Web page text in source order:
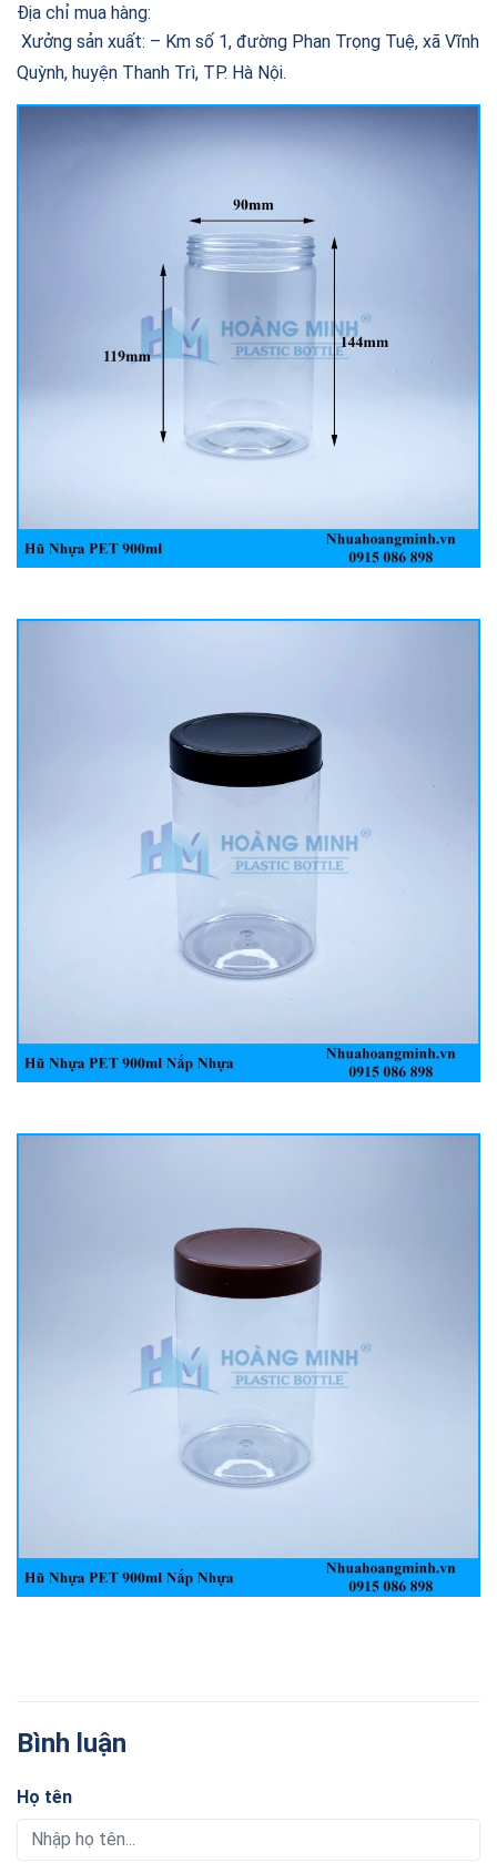
Địa chỉ mua hàng:
Xưởng sản xuất: – Km số 1, đường Phan Trọng Tuệ, xã Vĩnh
Quỳnh, huyện Thanh Trì, TP. Hà Nội.
Bình luận
Họ tên